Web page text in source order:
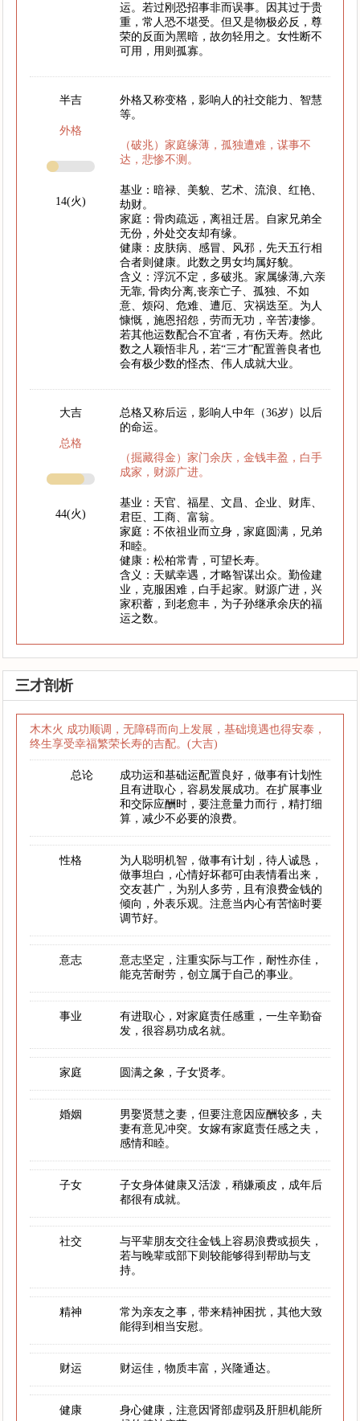
运。若过刚恐招事非而误事。因其过于贵
重，常人恐不堪受。但又是物极必反，尊
荣的反面为黑暗，故勿轻用之。女性断不
可用，用则孤寡。
半吉
外格
14(火)
外格又称变格，影响人的社交能力、智慧
等。
（破兆）家庭缘薄，孤独遭难，谋事不
达，悲惨不测。
基业：暗禄、美貌、艺术、流浪、红艳、
劫财。
家庭：骨肉疏远，离祖迁居。自家兄弟全
无份，外处交友却有缘。
健康：皮肤病、感冒、风邪，先天五行相
合者则健康。此数之男女均属好貌。
含义：浮沉不定，多破兆。家属缘薄,六亲
无靠, 骨肉分离,丧亲亡子、孤独、不如
意、烦闷、危难、遭厄、灾祸迭至。为人
慷慨，施恩招怨，劳而无功，辛苦凄惨。
若其他运数配合不宜者，有伤天寿。然此
数之人颖悟非凡，若“三才”配置善良者也
会有极少数的怪杰、伟人成就大业。
大吉
总格
44(火)
总格又称后运，影响人中年（36岁）以后
的命运。
（掘藏得金）家门余庆，金钱丰盈，白手
成家，财源广进。
基业：天官、福星、文昌、企业、财库、
君臣、工商、富翁。
家庭：不依祖业而立身，家庭圆满，兄弟
和睦。
健康：松柏常青，可望长寿。
含义：天赋幸遇，才略智谋出众。勤俭建
业，克服困难，白手起家。财源广进，兴
家积蓄，到老愈丰，为子孙继承余庆的福
运之数。
三才剖析
木木火 成功顺调，无障碍而向上发展，基础境遇也得安泰，
终生享受幸福繁荣长寿的吉配。(大吉)
总论
成功运和基础运配置良好，做事有计划性
且有进取心，容易发展成功。在扩展事业
和交际应酬时，要注意量力而行，精打细
算，减少不必要的浪费。
性格
为人聪明机智，做事有计划，待人诚恳，
做事坦白，心情好坏都可由表情看出来，
交友甚广，为别人多劳，且有浪费金钱的
倾向，外表乐观。注意当内心有苦恼时要
调节好。
意志
意志坚定，注重实际与工作，耐性亦佳，
能克苦耐劳，创立属于自己的事业。
事业
有进取心，对家庭责任感重，一生辛勤奋
发，很容易功成名就。
家庭 圆满之象，子女贤孝。
婚姻
男娶贤慧之妻，但要注意因应酬较多，夫
妻有意见冲突。女嫁有家庭责任感之夫，
感情和睦。
子女
子女身体健康又活泼，稍嫌顽皮，成年后
都很有成就。
社交
与平辈朋友交往金钱上容易浪费或损失，
若与晚辈或部下则较能够得到帮助与支
持。
精神
常为亲友之事，带来精神困扰，其他大致
能得到相当安慰。
财运 财运佳，物质丰富，兴隆通达。
健康
身心健康，注意因肾部虚弱及肝胆机能所